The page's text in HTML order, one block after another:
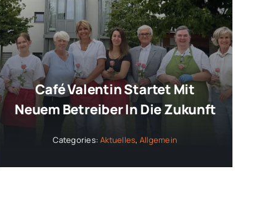
Café Valentin Startet Mit
Neuem Betreiber In Die Zukunft
Categories:Aktuelles, Allgemein